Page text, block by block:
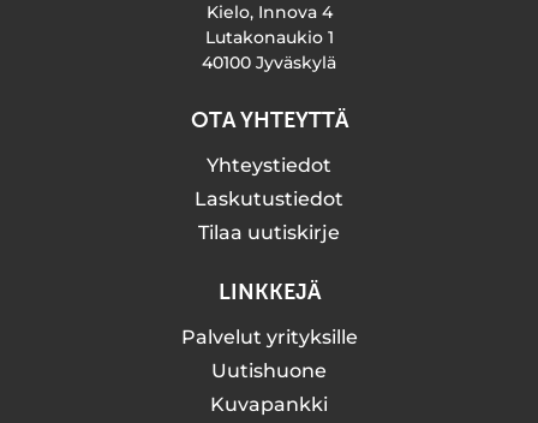
Kielo, Innova 4
Lutakonaukio 1
40100 Jyväskylä
OTA YHTEYTTÄ
Yhteystiedot
Laskutustiedot
Tilaa uutiskirje
LINKKEJÄ
Palvelut yrityksille
Uutishuone
Kuvapankki